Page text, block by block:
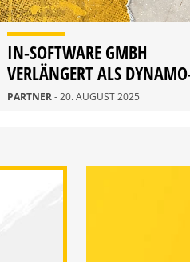
IN-SOFTWARE GMBH
VERLÄNGERT ALS
PARTNER
PARTNER- 20. AUGUST 2025